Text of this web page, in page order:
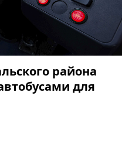
района
для